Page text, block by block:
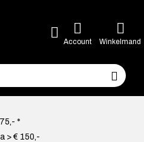
Account Winkelmand
*
> € 150,-